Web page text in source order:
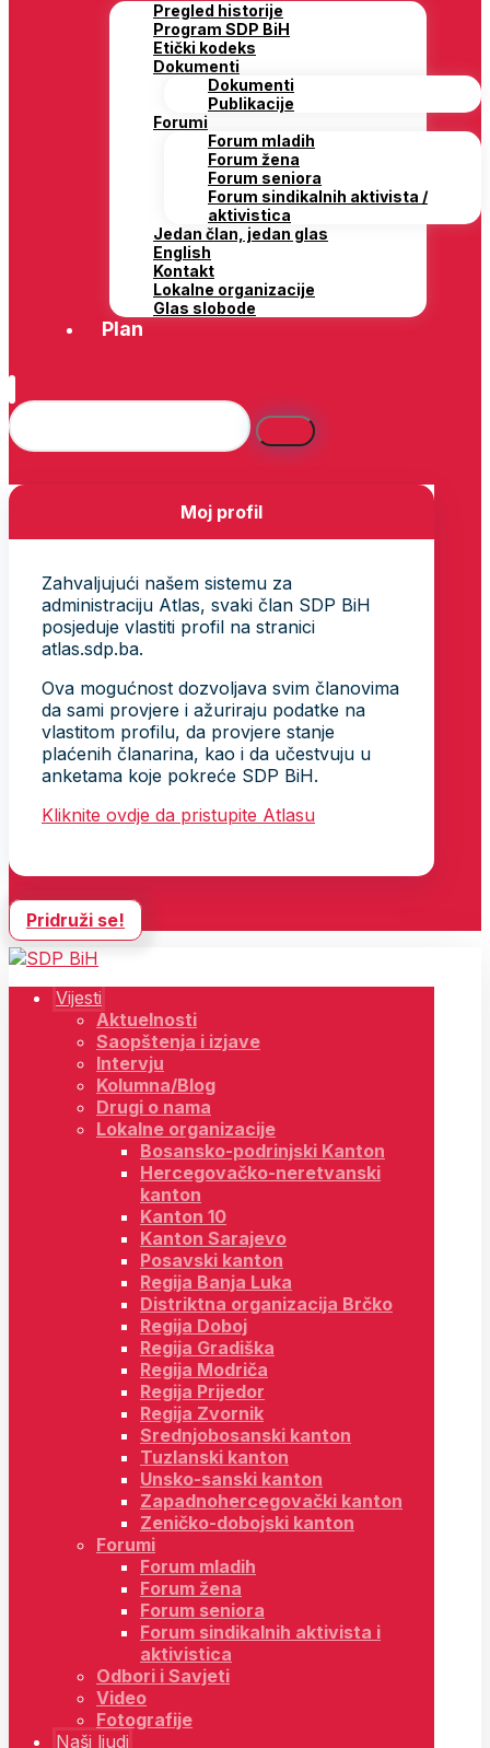
Pregled historije
Program SDP BiH
Etički kodeks
Dokumenti
Dokumenti
Publikacije
Forumi
Forum mladih
Forum žena
Forum seniora
Forum sindikalnih aktivista /
aktivistica
Jedan član, jedan glas
English
Kontakt
Lokalne organizacije
Glas slobode
Plan
Moj profil
Zahvaljujući našem sistemu za
administraciju Atlas, svaki član SDP BiH
posjeduje vlastiti profil na stranici
atlas.sdp.ba.
Ova mogućnost dozvoljava svim članovima
da sami provjere i ažuriraju podatke na
vlastitom profilu, da provjere stanje
plaćenih članarina, kao i da učestvuju u
anketama koje pokreće SDP BiH.
Kliknite ovdje da pristupite Atlasu
Pridruži se!
Vijesti
Aktuelnosti
Saopštenja i izjave
Intervju
Kolumna/Blog
Drugi o nama
Lokalne organizacije
Bosansko-podrinjski Kanton
Hercegovačko-neretvanski
kanton
Kanton 10
Kanton Sarajevo
Posavski kanton
Regija Banja Luka
Distriktna organizacija Brčko
Regija Doboj
Regija Gradiška
Regija Modriča
Regija Prijedor
Regija Zvornik
Srednjobosanski kanton
Tuzlanski kanton
Unsko-sanski kanton
Zapadnohercegovački kanton
Zeničko-dobojski kanton
Forumi
Forum mladih
Forum žena
Forum seniora
Forum sindikalnih aktivista i
aktivistica
Odbori i Savjeti
Video
Fotografije
Naši ljudi